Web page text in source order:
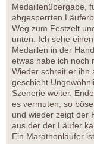
Medaillenübergabe,
abgesperrten
Weg zum Festzelt
unten. Ich sehe
Medaillen in der
etwas habe ich noch
Wieder schreit er ihn
geschieht
Szenerie weiter.
es vermuten, so
und wieder zeigt der
aus der der Läufer
Ein Marathonläufer